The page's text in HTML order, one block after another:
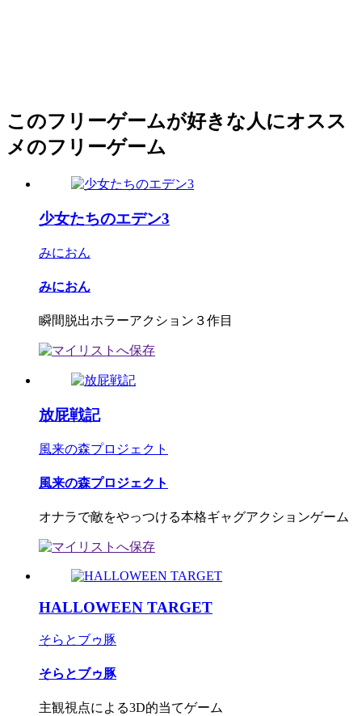
このフリーゲームが好きな人にオスス
メのフリーゲーム
少女たちのエデン3
みにおん
みにおん
瞬間脱出ホラーアクション３作目
放屁戦記
風来の森プロジェクト
風来の森プロジェクト
オナラで敵をやっつける本格ギャグアクションゲーム
HALLOWEEN TARGET
そらとブゥ豚
そらとブゥ豚
主観視点による3D的当てゲーム